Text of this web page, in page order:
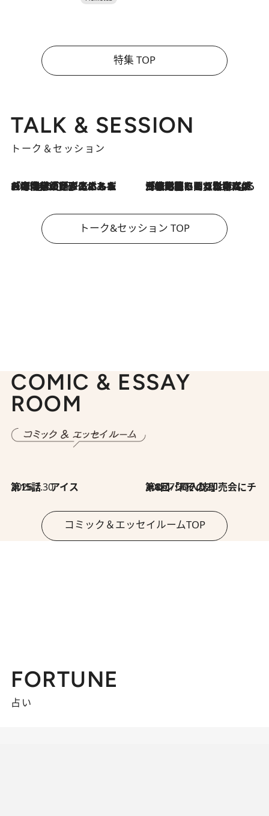
特集 TOP
TALK & SESSION
トーク＆セッション
2026.8.3
「今後値上げがあるとすれば…」「リスクがあるのは今年の冬」エネルギー専門家が語る、ホルムズ海峡封鎖が家庭にもたらす“ある心配” 2026.8.3
「住宅建てられない…」「サーチャージ料の高値が続いている」ホルムズ海峡封鎖による影響はいつまで続く？《エネルギー専門家に聞く“どうなる日本の暮らし”》
トーク&セッション TOP
COMIC & ESSAY
ROOM
2026.7.30
第15話 アイス 2026.7.30
第8回「同人誌即売会にチャレンジ その2」
コミック＆エッセイルームTOP
FORTUNE
占い